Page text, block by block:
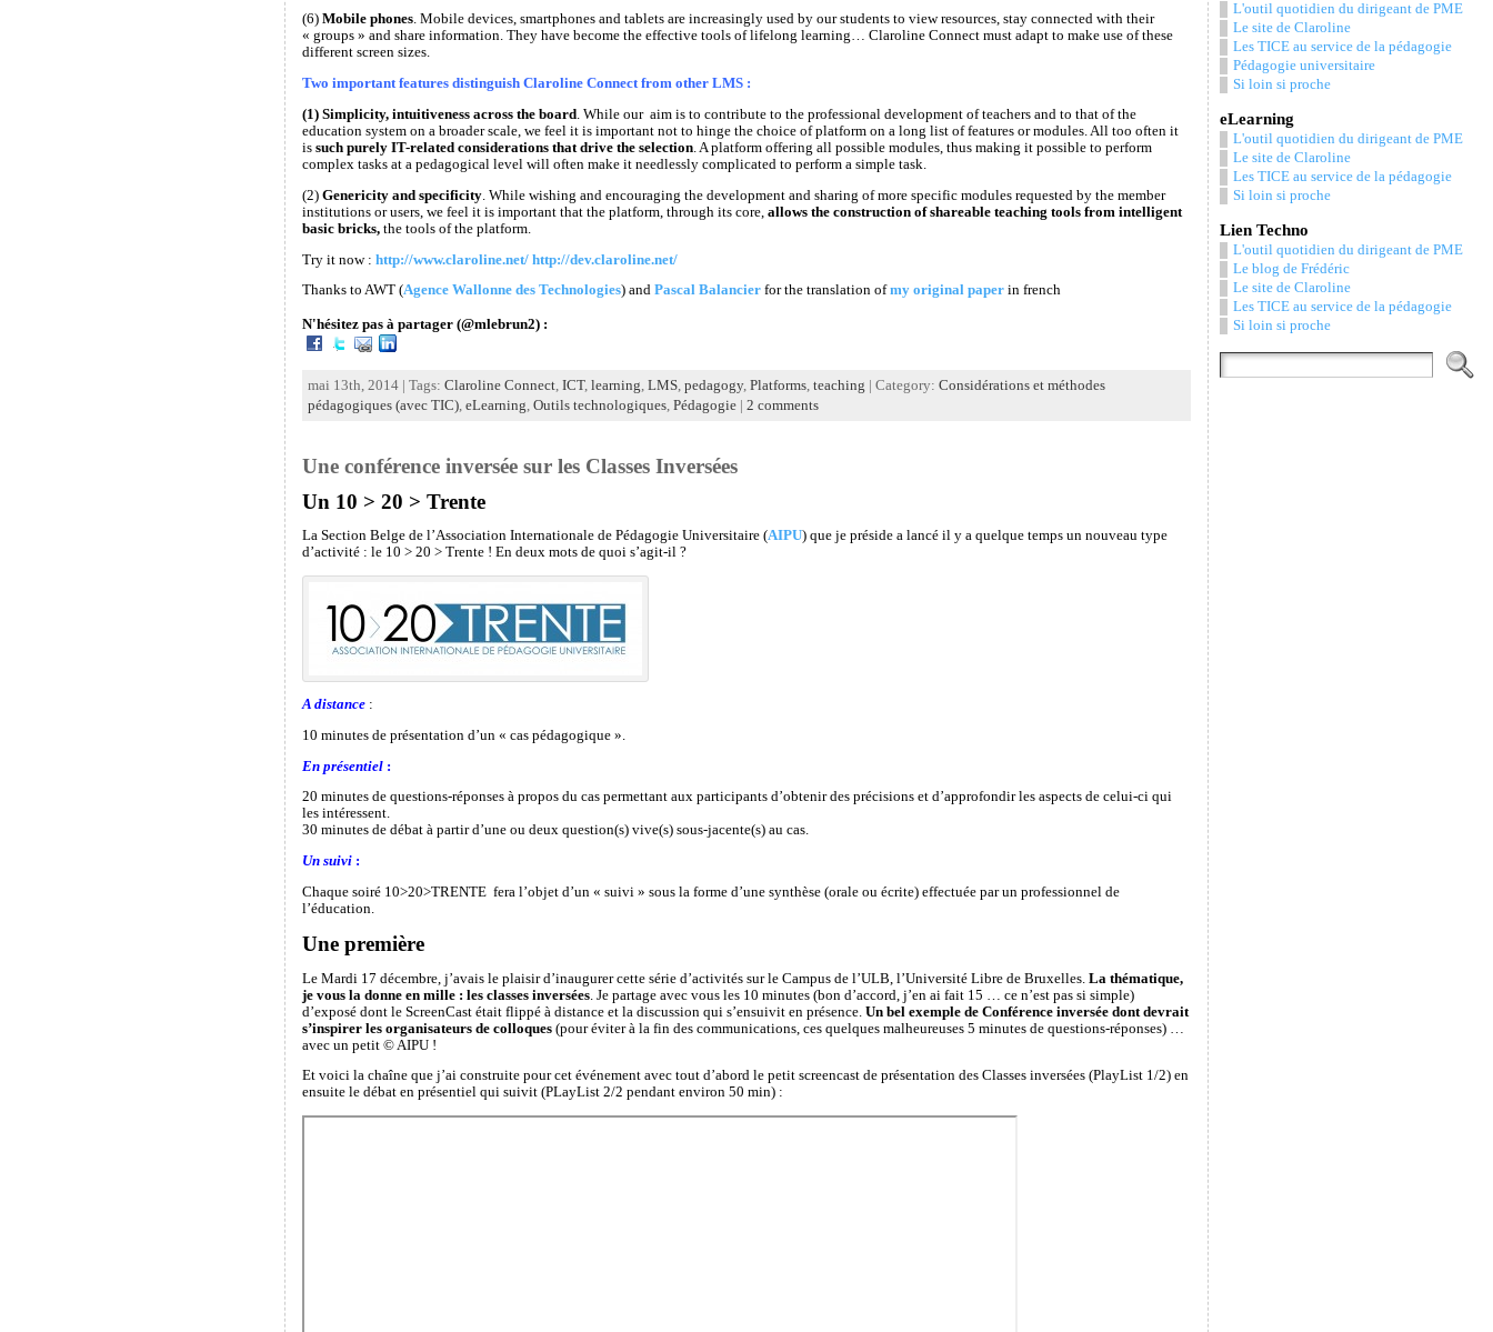
(6) Mobile phones. Mobile devices, smartphones and tablets are increasingly used by our students to view resources, stay connected with their
« groups » and share information. They have become the effective tools of lifelong learning… Claroline Connect must adapt to make use of these
different screen sizes.
Two important features distinguish Claroline Connect from other LMS :
(1) Simplicity, intuitiveness across the board. While our aim is to contribute to the professional development of teachers and to that of the
education system on a broader scale, we feel it is important not to hinge the choice of platform on a long list of features or modules. All too often it
is such purely IT-related considerations that drive the selection. A platform offering all possible modules, thus making it possible to perform
complex tasks at a pedagogical level will often make it needlessly complicated to perform a simple task.
(2) Genericity and specificity. While wishing and encouraging the development and sharing of more specific modules requested by the member
institutions or users, we feel it is important that the platform, through its core, allows the construction of shareable teaching tools from intelligent
basic bricks, the tools of the platform.
Try it now : http://www.claroline.net/ http://dev.claroline.net/
Thanks to AWT (Agence Wallonne des Technologies) and Pascal Balancierfor the translation ofmy original paperin french
N'hésitez pas à partager (@mlebrun2) :
mai 13th, 2014 | Tags: Claroline Connect, ICT, learning LMS, pedagogy, Platforms, teaching | Category: Considérations et méthodes
pédagogiques (avec TIC), eLearning Outils technologiques, Pédagogie| 2 comments
Une conférence inversée sur les Classes Inversées
Un 10 > 20 > Trente
La Section Belge de l’Association Internationale de Pédagogie Universitaire (AIPU) que je préside a lancé il y a quelque temps un nouveau type
d’activité : le 10 > 20 > Trente ! En deux mots de quoi s’agit-il ?
A distance:
10 minutes de présentation d’un « cas pédagogique ».
En présentiel :
20 minutes de questions-réponses à propos du cas permettant aux participants d’obtenir des précisions et d’approfondir les aspects de celui-ci qui
les intéressent.
30 minutes de débat à partir d’une ou deux question(s) vive(s) sous-jacente(s) au cas.
Un suivi :
Chaque soiré 10>20>TRENTE fera l’objet d’un « suivi » sous la forme d’une synthèse (orale ou écrite) effectuée par un professionnel de
l’éducation.
Une première
Le Mardi 17 décembre, j’avais le plaisir d’inaugurer cette série d’activités sur le Campus de l’ULB, l’Université Libre de Bruxelles. La thématique,
je vous la donne en mille : les classes inversées. Je partage avec vous les 10 minutes (bon d’accord, j’en ai fait 15 … ce n’est pas si simple)
d’exposé dont le ScreenCast était flippé à distance et la discussion qui s’ensuivit en présence. Un bel exemple de Conférence inversée dont devrait
s’inspirer les organisateurs de colloques(pour éviter à la fin des communications, ces quelques malheureuses 5 minutes de questions-réponses) …
avec un petit © AIPU !
Et voici la chaîne que j’ai construite pour cet événement avec tout d’abord le petit screencast de présentation des Classes inversées (PlayList 1/2) en
ensuite le débat en présentiel qui suivit (PLayList 2/2 pendant environ 50 min) :
L'outil quotidien du dirigeant de PME
Le site de Claroline
Les TICE au service de la pédagogie
Pédagogie universitaire
Si loin si proche
eLearning
L'outil quotidien du dirigeant de PME
Le site de Claroline
Les TICE au service de la pédagogie
Si loin si proche
Lien Techno
L'outil quotidien du dirigeant de PME
Le blog de Frédéric
Le site de Claroline
Les TICE au service de la pédagogie
Si loin si proche